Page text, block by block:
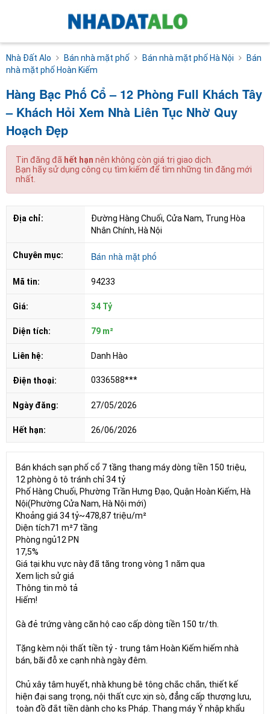
Nhà Đất Alo Bán nhà mặt phố Bán nhà mặt phố Hà Nội
Bán
nhà mặt phố Hoàn Kiếm
Hàng Bạc Phố Cổ – 12 Phòng Full Khách Tây
– Khách Hỏi Xem Nhà Liên Tục Nhờ Quy
Hoạch Đẹp
Tin đăng đã hết hạn nên không còn giá trị giao dịch.
Bạn hãy sử dụng công cụ tìm kiếm để tìm những tin đăng mới
nhất.
Địa chỉ:
Đường Hàng Chuối, Cửa Nam, Trung Hòa
Nhân Chính, Hà Nội
Chuyên mục: Bán nhà mặt phố
Mã tin: 94233
Giá: 34 Tỷ
Diện tích: 79 m²
Liên hệ: Danh Hào
Điện thoại: 0336588***
Ngày đăng: 27/05/2026
Hết hạn: 26/06/2026
Bán khách sạn phố cổ 7 tầng thang máy dòng tiền 150 triệu,
12 phòng ô tô tránh chỉ 34 tỷ
Phố Hàng Chuối, Phường Trần Hưng Đạo, Quận Hoàn Kiếm, Hà
Nội(Phường Cửa Nam, Hà Nội mới)
Khoảng giá 34 tỷ~478,87 triệu/m²
Diện tích71 m²7 tầng
Phòng ngủ12 PN
17,5%
Giá tại khu vực này đã tăng trong vòng 1 năm qua
Xem lịch sử giá
Thông tin mô tả
Hiếm!
Gà đẻ trứng vàng căn hộ cao cấp dòng tiền 150 tr/th.
Tặng kèm nội thất tiền tỷ - trung tâm Hoàn Kiếm hiếm nhà
bán, bãi đỗ xe cạnh nhà ngày đêm.
Chủ xây tâm huyết, nhà khung bê tông chắc chắn, thiết kế
hiện đại sang trọng, nội thất cực xịn sò, đẳng cấp thượng lưu,
toàn đồ đắt tiền dành cho ks Pháp. Thang máy Ý nhập khẩu